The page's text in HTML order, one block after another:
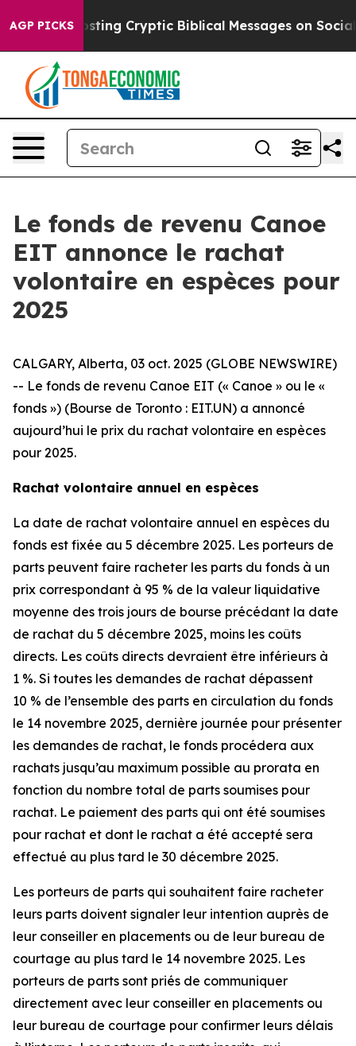
AGP PICKS
Is Posting Cryptic Biblical Messages on Social
Le fonds de revenu Canoe
EIT annonce le rachat
volontaire en espèces pour
2025
CALGARY, Alberta, 03 oct. 2025 (GLOBE NEWSWIRE)
-- Le fonds de revenu Canoe EIT (« Canoe » ou le «
fonds ») (Bourse de Toronto : EIT.UN) a annoncé
aujourd’hui le prix du rachat volontaire en espèces
pour 2025.
Rachat volontaire annuel en espèces
La date de rachat volontaire annuel en espèces du
fonds est fixée au 5 décembre 2025. Les porteurs de
parts peuvent faire racheter les parts du fonds à un
prix correspondant à 95 % de la valeur liquidative
moyenne des trois jours de bourse précédant la date
de rachat du 5 décembre 2025, moins les coûts
directs. Les coûts directs devraient être inférieurs à
1 %. Si toutes les demandes de rachat dépassent
10 % de l’ensemble des parts en circulation du fonds
le 14 novembre 2025, dernière journée pour présenter
les demandes de rachat, le fonds procédera aux
rachats jusqu’au maximum possible au prorata en
fonction du nombre total de parts soumises pour
rachat. Le paiement des parts qui ont été soumises
pour rachat et dont le rachat a été accepté sera
effectué au plus tard le 30 décembre 2025.
Les porteurs de parts qui souhaitent faire racheter
leurs parts doivent signaler leur intention auprès de
leur conseiller en placements ou de leur bureau de
courtage au plus tard le 14 novembre 2025. Les
porteurs de parts sont priés de communiquer
directement avec leur conseiller en placements ou
leur bureau de courtage pour confirmer leurs délais